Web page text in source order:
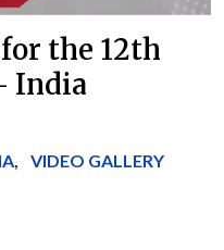
the 12th
India
, VIDEO GALLERY